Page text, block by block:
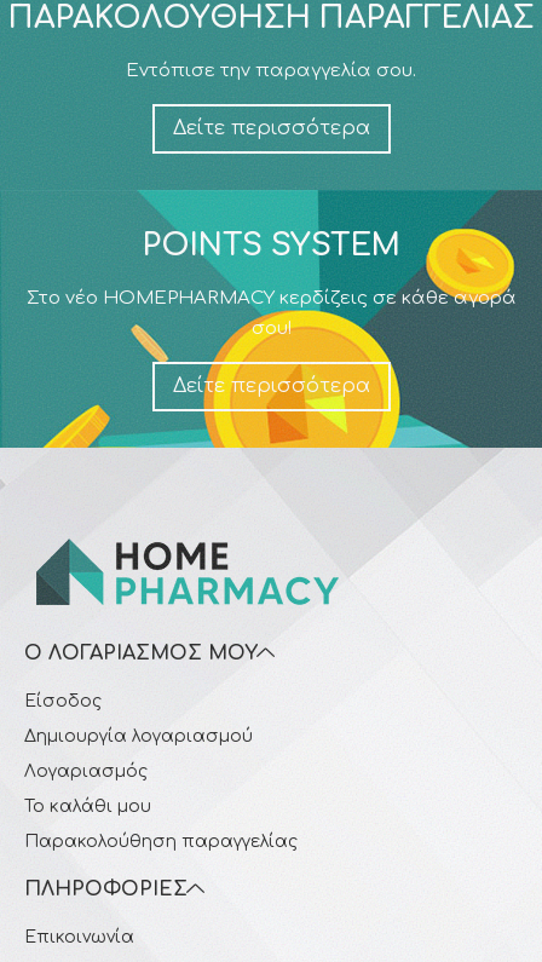
ΠΑΡΑΚΟΛΟΎΘΗΣΗ ΠΑΡΑΓΓΕΛΊΑΣ
Εντόπισε την παραγγελία σου.
Δείτε περισσότερα
POINTS SYSTEM
Στο νέο HOMEPHARMACY κερδίζεις σε κάθε αγορά
σου!
Δείτε περισσότερα
Ο ΛΟΓΑΡΙΑΣΜΌΣ ΜΟΥ
Είσοδος
Δημιουργία λογαριασμού
Λογαριασμός
Το καλάθι μου
Παρακολούθηση παραγγελίας
ΠΛΗΡΟΦΟΡΊΕΣ
Επικοινωνία